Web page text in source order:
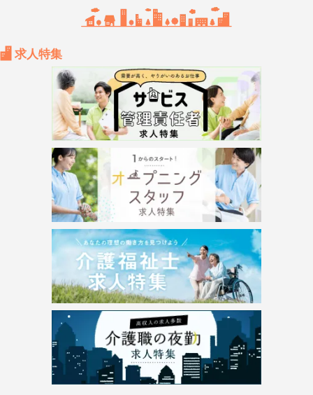
求人特集